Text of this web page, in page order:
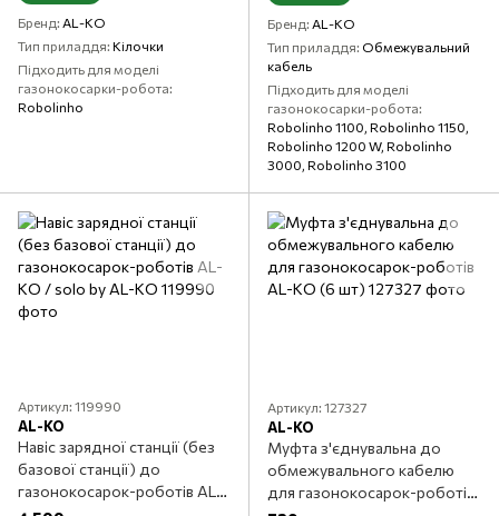
Бренд AL-KO
Тип приладдя Кілочки
Підходить для моделі
газонокосарки-робота
Robolinho
Бренд AL-KO
Тип приладдя Обмежувальний
кабель
Підходить для моделі
газонокосарки-робота
Robolinho 1100, Robolinho 1150,
Robolinho 1200 W, Robolinho
3000, Robolinho 3100
Артикул: 119990
AL-KO
Навіс зарядної станції (без
базової станції) до
газонокосарок-роботів AL-
Артикул: 127327
AL-KO
Муфта з'єднувальна до
обмежувального кабелю
для газонокосарок-роботів